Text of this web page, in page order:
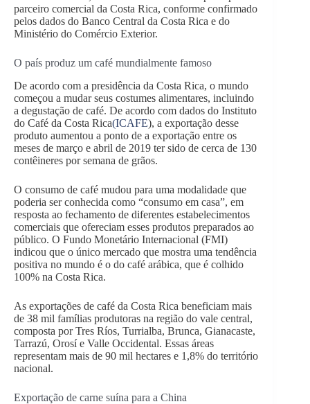
parceiro comercial da Costa Rica, conforme confirmado
pelos dados do Banco Central da Costa Rica e do
Ministério do Comércio Exterior.
O país produz um café mundialmente famoso
De acordo com a presidência da Costa Rica, o mundo
começou a mudar seus costumes alimentares, incluindo
a degustação de café. De acordo com dados do Instituto
do Café da Costa Rica(ICAFE), a exportação desse
produto aumentou a ponto de a exportação entre os
meses de março e abril de 2019 ter sido de cerca de 130
contêineres por semana de grãos.
O consumo de café mudou para uma modalidade que
poderia ser conhecida como “consumo em casa”, em
resposta ao fechamento de diferentes estabelecimentos
comerciais que ofereciam esses produtos preparados ao
público. O Fundo Monetário Internacional (FMI)
indicou que o único mercado que mostra uma tendência
positiva no mundo é o do café arábica, que é colhido
100% na Costa Rica.
As exportações de café da Costa Rica beneficiam mais
de 38 mil famílias produtoras na região do vale central,
composta por Tres Ríos, Turrialba, Brunca, Gianacaste,
Tarrazú, Orosí e Valle Occidental. Essas áreas
representam mais de 90 mil hectares e 1,8% do território
nacional.
Exportação de carne suína para a China